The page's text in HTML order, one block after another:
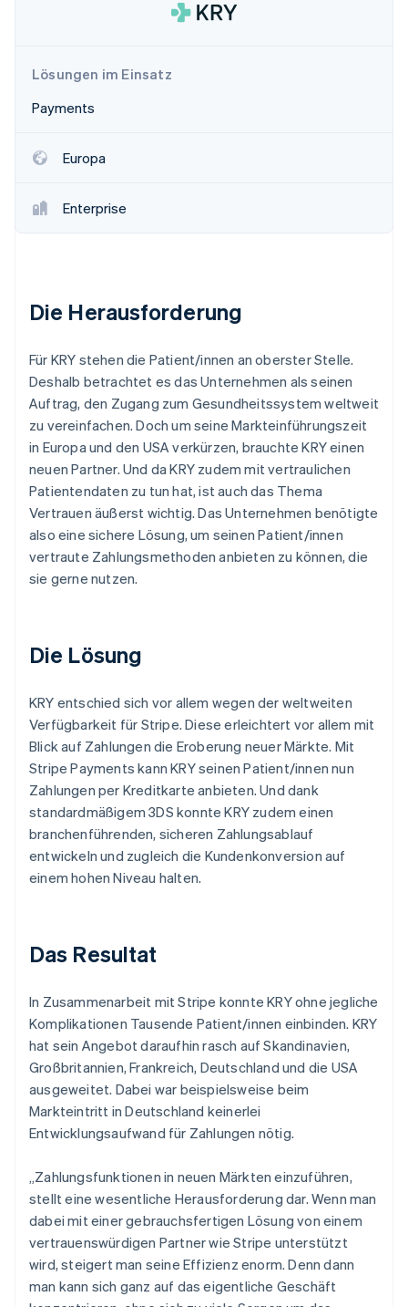
Climate
Ecosystem
Stripe App-Marktplatz
Lösungen im Einsatz
Payments
Europa
Enterprise
Die Herausforderung
Für KRY stehen die Patient/innen an oberster Stelle.
Deshalb betrachtet es das Unternehmen als seinen
Auftrag, den Zugang zum Gesundheitssystem weltweit
zu vereinfachen. Doch um seine Markteinführungszeit
in Europa und den USA verkürzen, brauchte KRY einen
neuen Partner. Und da KRY zudem mit vertraulichen
Patientendaten zu tun hat, ist auch das Thema
Vertrauen äußerst wichtig. Das Unternehmen benötigte
also eine sichere Lösung, um seinen Patient/innen
vertraute Zahlungsmethoden anbieten zu können, die
sie gerne nutzen.
Die Lösung
KRY entschied sich vor allem wegen der weltweiten
Verfügbarkeit für Stripe. Diese erleichtert vor allem mit
Blick auf Zahlungen die Eroberung neuer Märkte. Mit
Stripe Payments kann KRY seinen Patient/innen nun
Zahlungen per Kreditkarte anbieten. Und dank
standardmäßigem 3DS konnte KRY zudem einen
branchenführenden, sicheren Zahlungsablauf
entwickeln und zugleich die Kundenkonversion auf
einem hohen Niveau halten.
Das Resultat
In Zusammenarbeit mit Stripe konnte KRY ohne jegliche
Komplikationen Tausende Patient/innen einbinden. KRY
hat sein Angebot daraufhin rasch auf Skandinavien,
Großbritannien, Frankreich, Deutschland und die USA
ausgeweitet. Dabei war beispielsweise beim
Markteintritt in Deutschland keinerlei
Entwicklungsaufwand für Zahlungen nötig.
„Zahlungsfunktionen in neuen Märkten einzuführen,
stellt eine wesentliche Herausforderung dar. Wenn man
dabei mit einer gebrauchsfertigen Lösung von einem
vertrauenswürdigen Partner wie Stripe unterstützt
wird, steigert man seine Effizienz enorm. Denn dann
man kann sich ganz auf das eigentliche Geschäft